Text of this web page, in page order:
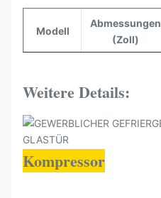
Modell
Abmessungen
(Zoll)
27F
82,68"
Weitere Details:
Kompressor